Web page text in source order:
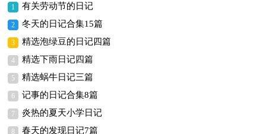
1 有关劳动节的日记
2 冬天的日记合集15篇
3 精选泡绿豆的日记四篇
4 精选下雨日记四篇
5 精选蜗牛日记三篇
6 记事的日记合集8篇
7 炎热的夏天小学日记
8 春天的发现日记7篇